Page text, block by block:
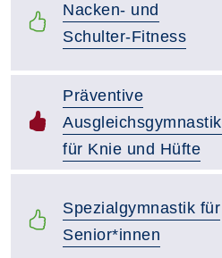
Nacken- und
Schulter-Fitness
Präventive
Ausgleichsgymnastik
für Knie und Hüfte
Spezialgymnastik für
Senior*innen